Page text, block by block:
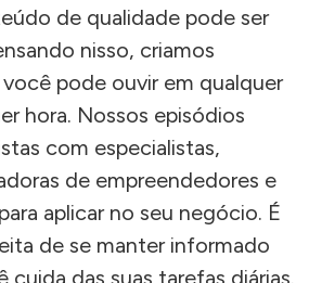
de qualidade pode ser
nisso, criamos
pode ouvir em qualquer
hora. Nossos episódios
com especialistas,
de empreendedores e
aplicar no seu negócio. É
de se manter informado
cuida das suas tarefas diárias.